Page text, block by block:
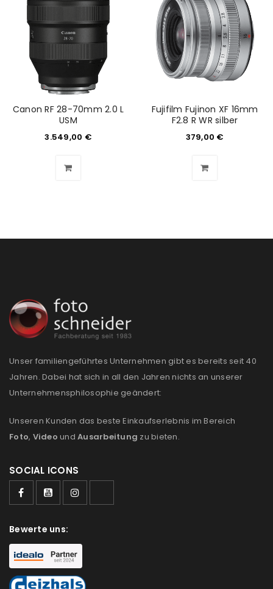
Canon RF 28-70mm 2.0 L
USM
3.549,00 €
Fujifilm Fujinon XF 16mm
F2.8 R WR silber
379,00 €
Unser familiengeführtes Unternehmen gibt es bereits seit 40
Jahren. Dabei hat sich in all den Jahren nichts an unserer
Unternehmensphilosophie geändert:
Unseren Kunden das beste Einkaufserlebnis im Bereich
Foto, Video und Ausarbeitung zu bieten.
SOCIAL ICONS
Bewerte uns: